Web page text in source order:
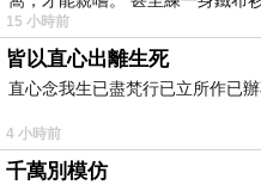
15 小時前
皆以直心出離生死
直心念我生已盡梵行已立所作已
4 小時前
千萬別模仿